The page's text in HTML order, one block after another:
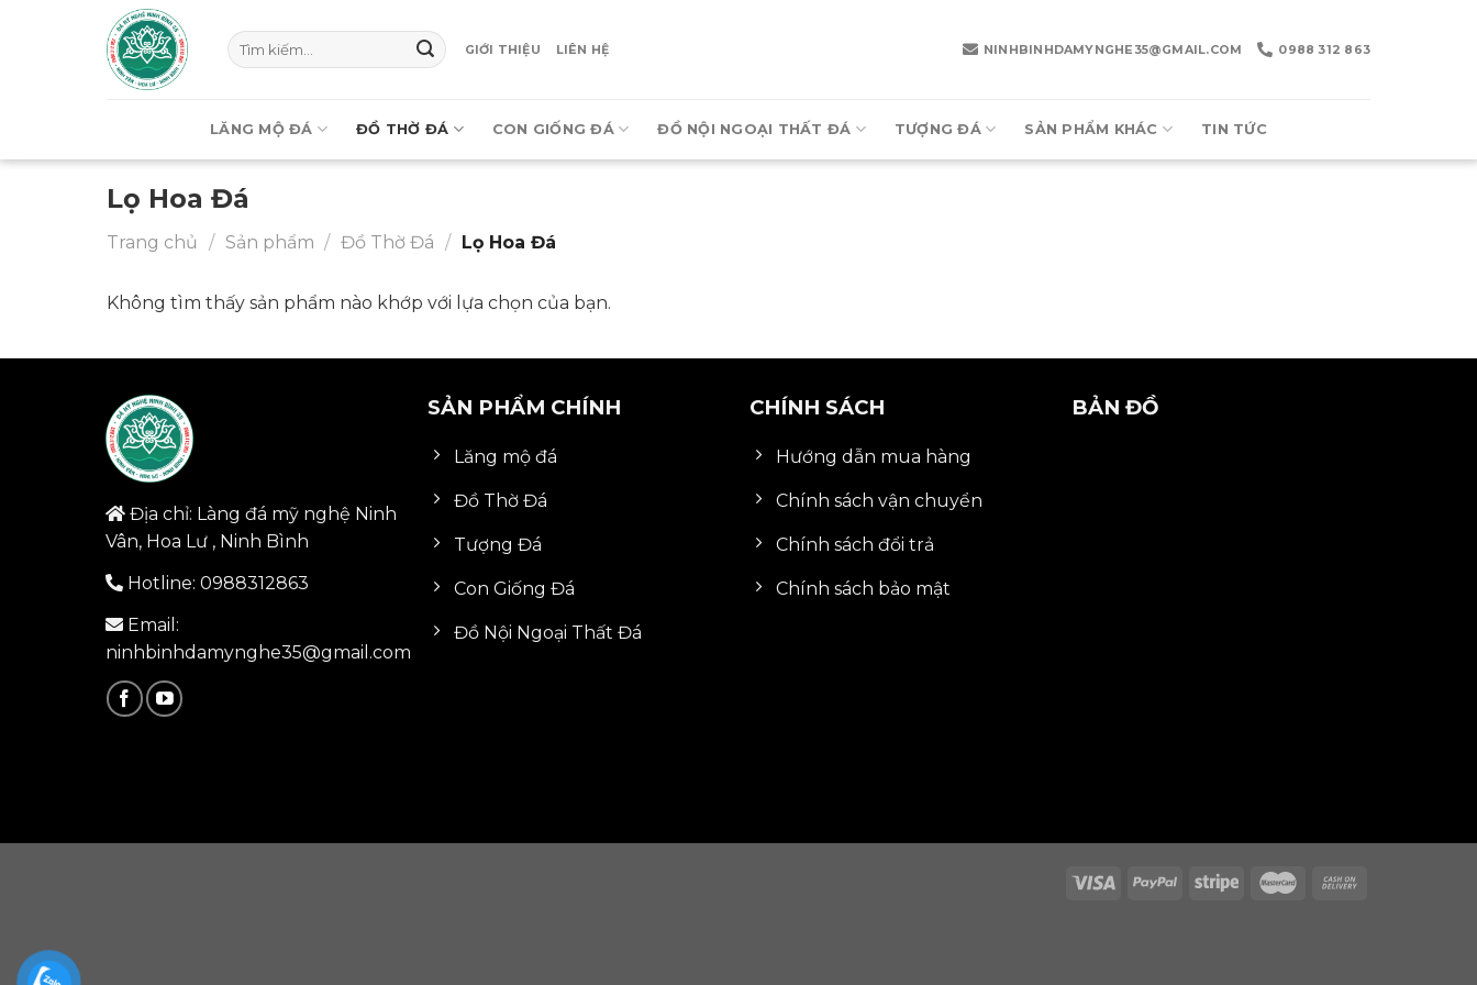
Tìm
kiếm:
GIỚI THIỆU LIÊN HỆ NINHBINHDAMYNGHE35@GMAIL.COM 0988 312 863
LĂNG MỘ ĐÁ ĐỒ THỜ ĐÁ CON GIỐNG ĐÁ ĐỒ NỘI NGOẠI THẤT ĐÁ TƯỢNG ĐÁ SẢN PHẨM KHÁC TIN TỨC
Lọ Hoa Đá
Trang chủ / Sản phẩm / Đồ Thờ Đá / Lọ Hoa Đá
Không tìm thấy sản phẩm nào khớp với lựa chọn của bạn.
Địa chỉ: Làng đá mỹ nghệ Ninh
Vân, Hoa Lư , Ninh Bình
Hotline: 0988312863
Email:
ninhbinhdamynghe35@gmail.com
SẢN PHẨM CHÍNH
Lăng mộ đá
Đồ Thờ Đá
Tượng Đá
Con Giống Đá
Đồ Nội Ngoại Thất Đá
CHÍNH SÁCH
Hướng dẫn mua hàng
Chính sách vận chuyển
Chính sách đổi trả
Chính sách bảo mật
BẢN ĐỒ